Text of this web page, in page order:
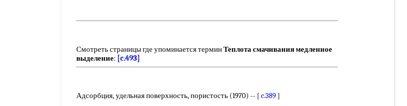
Смотреть страницы где упоминается терминТеплота смачивания медленное
выделение: [c.493]
Адсорбция, удельная поверхность, пористость (1970) -- [c.389 ]